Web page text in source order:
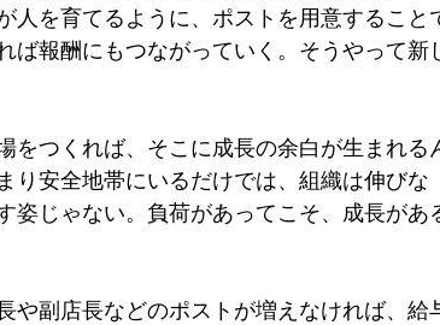
人を育てるように、ポストを用意すること
ば報酬にもつながっていく。そうやって新
をつくれば、そこに成長の余白が生まれる
り安全地帯にいるだけでは、組織は伸びな
姿じゃない。負荷があってこそ、成長があ
や副店長などのポストが増えなければ、給